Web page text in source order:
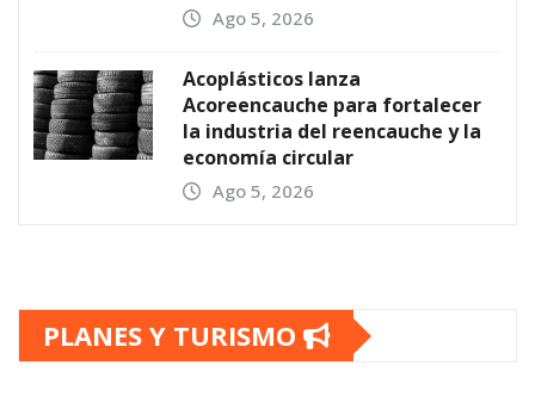
Ago 5, 2026
Acoplásticos lanza
Acoreencauche para fortalecer
la industria del reencauche y la
economía circular
Ago 5, 2026
PLANES Y TURISMO